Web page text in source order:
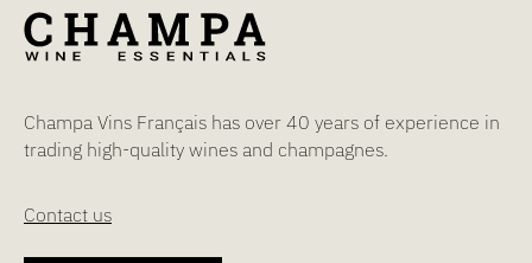
Champa Vins Français has over 40 years of experience in
trading high-quality wines and champagnes.
Contact us